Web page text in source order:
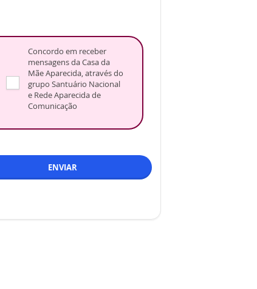
Concordo em receber
mensagens da Casa da
Mãe Aparecida, através do
grupo Santuário Nacional
e Rede Aparecida de
Comunicação
ENVIAR